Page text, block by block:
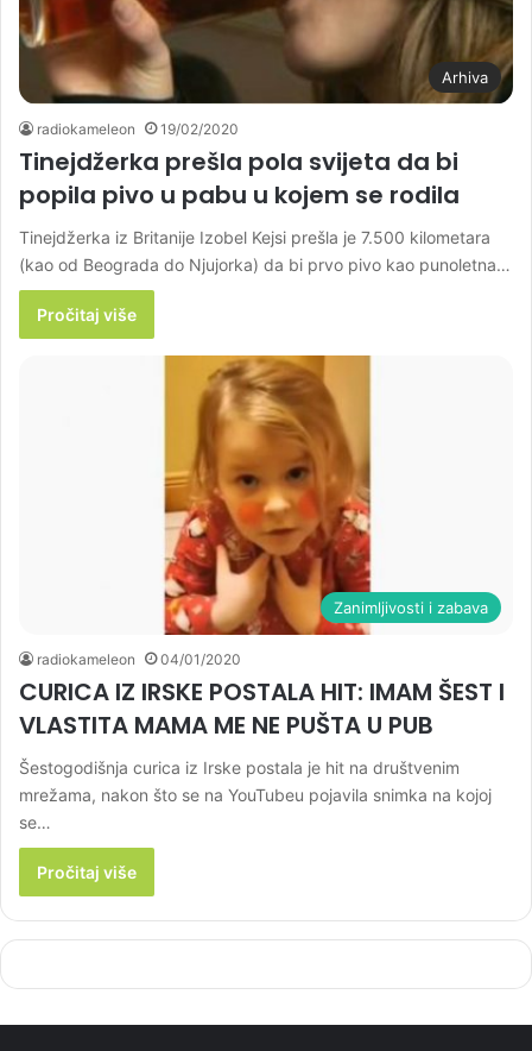
Arhiva
radiokameleon 19/02/2020
Tinejdžerka prešla pola svijeta da bi
popila pivo u pabu u kojem se rodila
Tinejdžerka iz Britanije Izobel Kejsi prešla je 7.500 kilometara
(kao od Beograda do Njujorka) da bi prvo pivo kao punoletna…
Pročitaj više
Zanimljivosti i zabava
radiokameleon 04/01/2020
CURICA IZ IRSKE POSTALA HIT: IMAM ŠEST I
VLASTITA MAMA ME NE PUŠTA U PUB
Šestogodišnja curica iz Irske postala je hit na društvenim
mrežama, nakon što se na YouTubeu pojavila snimka na kojoj
se…
Pročitaj više